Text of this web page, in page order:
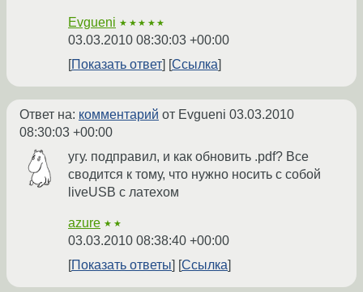
Evgueni ★★★★★
03.03.2010 08:30:03 +00:00
Показать ответ
Ссылка
Ответ на: комментарий от Evgueni 03.03.2010
08:30:03 +00:00
угу. подправил, и как обновить .pdf? Все
сводится к тому, что нужно носить с собой
liveUSB с латехом
azure ★★
03.03.2010 08:38:40 +00:00
Показать ответы
Ссылка